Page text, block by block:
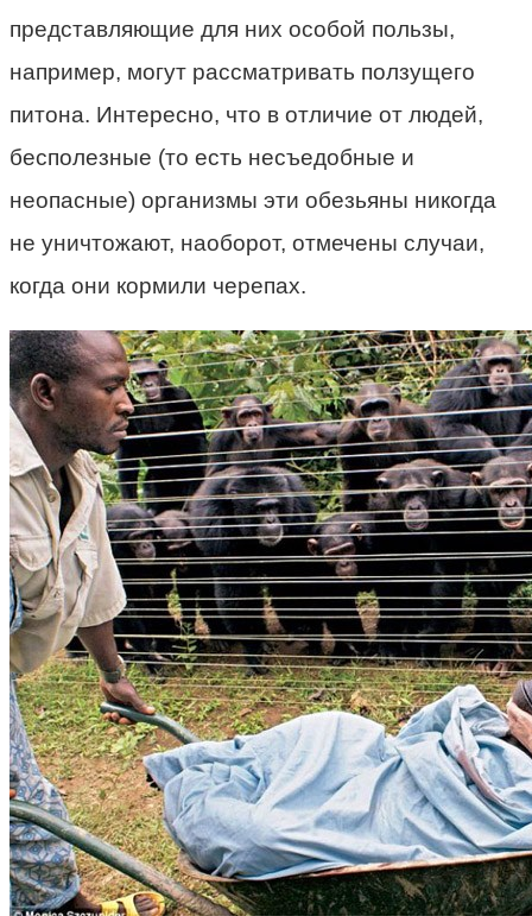
представляющие для них особой пользы,
например, могут рассматривать ползущего
питона. Интересно, что в отличие от людей,
бесполезные (то есть несъедобные и
неопасные) организмы эти обезьяны никогда
не уничтожают, наоборот, отмечены случаи,
когда они кормили черепах.